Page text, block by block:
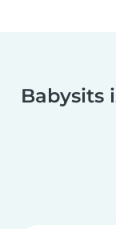
Babysits